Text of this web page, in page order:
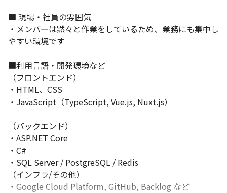
■ 現場・社員の雰囲気
・メンバーは黙々と作業をしているため、業務にも集中し
やすい環境です
■利用言語・開発環境など
（フロントエンド）
・HTML、CSS
・JavaScript（TypeScript, Vue.js, Nuxt.js）
（バックエンド）
・ASP.NET Core
・C#
・SQL Server / PostgreSQL / Redis
（インフラ/その他）
・Google Cloud Platform, GitHub, Backlog など